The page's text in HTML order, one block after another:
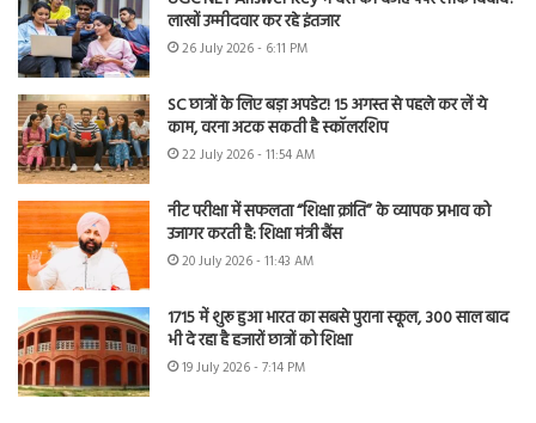
लाखों उम्मीदवार कर रहे इंतजार
26 July 2026 - 6:11 PM
SC छात्रों के लिए बड़ा अपडेट! 15 अगस्त से पहले कर लें ये
काम, वरना अटक सकती है स्कॉलरशिप
22 July 2026 - 11:54 AM
नीट परीक्षा में सफलता “शिक्षा क्रांति” के व्यापक प्रभाव को
उजागर करती है: शिक्षा मंत्री बैंस
20 July 2026 - 11:43 AM
1715 में शुरू हुआ भारत का सबसे पुराना स्कूल, 300 साल बाद
भी दे रहा है हजारों छात्रों को शिक्षा
19 July 2026 - 7:14 PM